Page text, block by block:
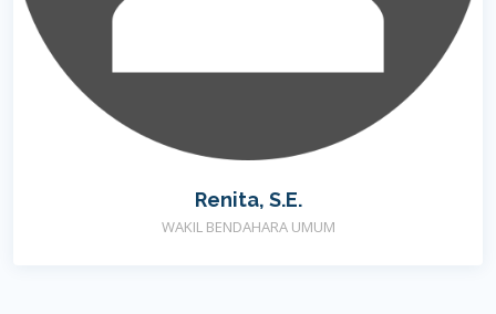
Renita, S.E.
WAKIL BENDAHARA UMUM